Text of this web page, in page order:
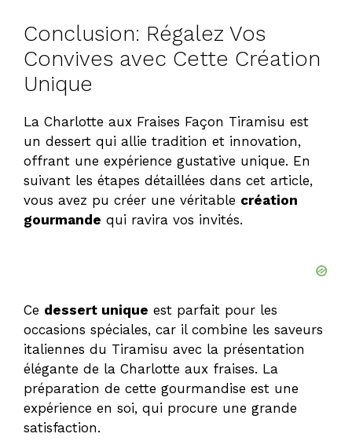
Conclusion: Régalez Vos
Convives avec Cette Création
Unique
La Charlotte aux Fraises Façon Tiramisu est
un dessert qui allie tradition et innovation,
offrant une expérience gustative unique. En
suivant les étapes détaillées dans cet article,
vous avez pu créer une véritable création
gourmande qui ravira vos invités.
Ce dessert unique est parfait pour les
occasions spéciales, car il combine les saveurs
italiennes du Tiramisu avec la présentation
élégante de la Charlotte aux fraises. La
préparation de cette gourmandise est une
expérience en soi, qui procure une grande
satisfaction.